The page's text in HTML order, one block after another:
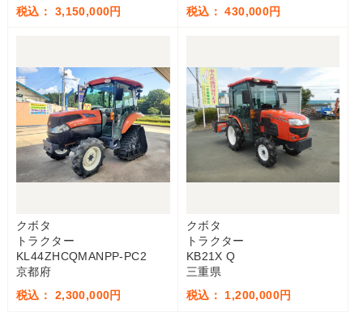
税込： 3,150,000円
税込： 430,000円
クボタ
トラクター
KL44ZHCQMANPP-PC2
京都府
税込： 2,300,000円
クボタ
トラクター
KB21X Q
三重県
税込： 1,200,000円